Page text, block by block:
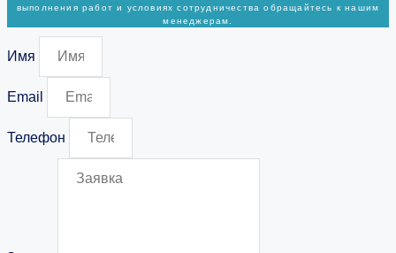
выполнения работ и условиях сотрудничества обращайтесь к нашим
менеджерам.
Имя
Email
Телефон